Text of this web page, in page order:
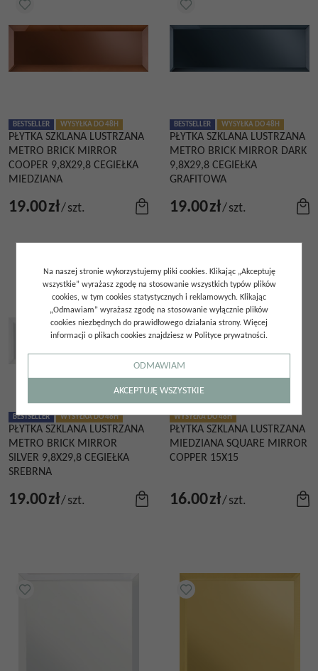
BESTSELLER WYSYŁKA DO 48H
PŁYTKA SZKLANA LUSTRZANA
METRO BRICK MIRROR
COOPER 9,8X29,8 CEGIEŁKA
MIEDZIANA
19.00zł/szt.
BESTSELLER WYSYŁKA DO 48H
PŁYTKA SZKLANA LUSTRZANA
METRO BRICK MIRROR DARK
9,8X29,8 CEGIEŁKA
GRAFITOWA
19.00zł/szt.
BESTSELLER WYSYŁKA DO 48H
PŁYTKA SZKLANA LUSTRZANA
METRO BRICK MIRROR
SILVER 9,8X29,8 CEGIEŁKA
SREBRNA
19.00zł/szt.
WYSYŁKA DO 48H
PŁYTKA SZKLANA LUSTRZANA
MIEDZIANA SQUARE MIRROR
COPPER 15X15
16.00zł/szt.
Na naszej stronie wykorzystujemy pliki cookies. Klikając „Akceptuję
wszystkie” wyrażasz zgodę na stosowanie wszystkich typów plików
cookies, w tym cookies statystycznych i reklamowych. Klikając
„Odmawiam” wyrażasz zgodę na stosowanie wyłącznie plików
cookies niezbędnych do prawidłowego działania strony. Więcej
informacji o plikach cookies znajdziesz w Polityce prywatności.
ODMAWIAM
AKCEPTUJĘ WSZYSTKIE